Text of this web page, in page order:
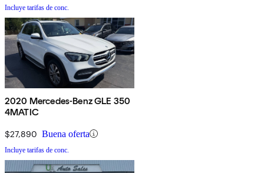
Incluye tarifas de conc.
2020 Mercedes-Benz GLE 350
4MATIC
$27,890 Buena oferta
Incluye tarifas de conc.